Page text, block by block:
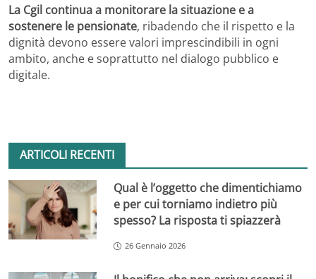
La Cgil continua a monitorare la situazione e a
sostenere le pensionate, ribadendo che il rispetto e la
dignità devono essere valori imprescindibili in ogni
ambito, anche e soprattutto nel dialogo pubblico e
digitale.
ARTICOLI RECENTI
Qual è l’oggetto che dimentichiamo
e per cui torniamo indietro più
spesso? La risposta ti spiazzerà
26 Gennaio 2026